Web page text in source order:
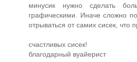
минусик нужно сделать
графическими. Иначе сложно
отрываться от самих сисек, что
счастливых сисек!
благодарный вуайерист